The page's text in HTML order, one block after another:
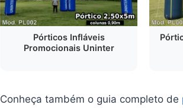
Pórticos Infláveis
Promocionais Uninter
Conheça também o guia completo de